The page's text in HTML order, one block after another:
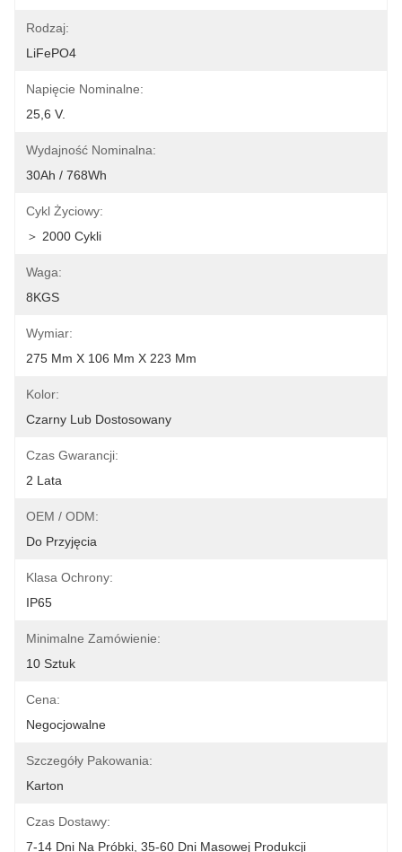
Rodzaj:
LiFePO4
Napięcie Nominalne:
25,6 V.
Wydajność Nominalna:
30Ah / 768Wh
Cykl Życiowy:
＞ 2000 Cykli
Waga:
8KGS
Wymiar:
275 Mm X 106 Mm X 223 Mm
Kolor:
Czarny Lub Dostosowany
Czas Gwarancji:
2 Lata
OEM / ODM:
Do Przyjęcia
Klasa Ochrony:
IP65
Minimalne Zamówienie:
10 Sztuk
Cena:
Negocjowalne
Szczegóły Pakowania:
Karton
Czas Dostawy:
7-14 Dni Na Próbki, 35-60 Dni Masowej Produkcji